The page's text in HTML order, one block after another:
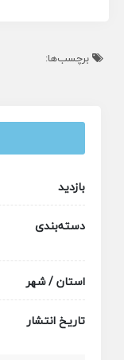
برچسب‌ها:
بازدید
دسته‌بندی
استان / شهر
تاریخ انتشار